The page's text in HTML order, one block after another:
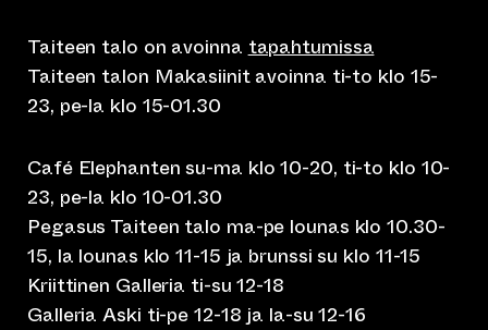
Taiteen talo on avoinna tapahtumissa
Taiteen talon Makasiinit avoinna ti-to klo 15-
23, pe-la klo 15-01.30
Café Elephanten su-ma klo 10-20, ti-to klo 10-
23, pe-la klo 10-01.30
Pegasus Taiteen talo ma-pe lounas klo 10.30-
15, la lounas klo 11-15 ja brunssi su klo 11-15
Kriittinen Galleria ti-su 12-18
Galleria Aski ti-pe 12-18 ja la-su 12-16